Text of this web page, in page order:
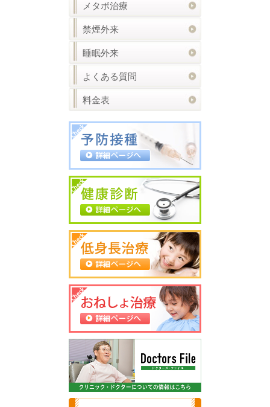
メタボ治療
禁煙外来
睡眠外来
よくある質問
料金表